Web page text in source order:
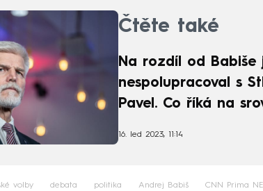
Čtěte také
Na rozdíl od Babiše
nespolupracoval s
Pavel. Co říká na
16. led 2023, 11:14
volby debata politika Andrej Babiš CNN Prima